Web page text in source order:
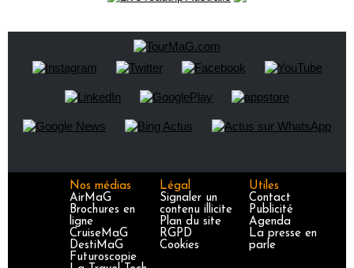
Nos médias
AirMaG
Brochures en
ligne
CruiseMaG
DestiMaG
Futuroscopie
Légal
Signaler un
contenu illicite
Plan du site
RGPD
Cookies
Utiles
Contact
Publicité
Agenda
La presse en
parle